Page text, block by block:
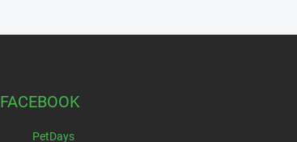
FACEBOOK
PetDays